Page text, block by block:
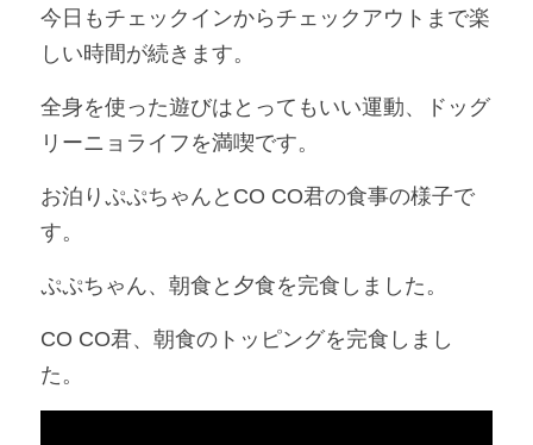
今日もチェックインからチェックアウトまで楽
しい時間が続きます。
全身を使った遊びはとってもいい運動、ドッグ
リーニョライフを満喫です。
お泊りぷぷちゃんとCO CO君の食事の様子で
す。
ぷぷちゃん、朝食と夕食を完食しました。
CO CO君、朝食のトッピングを完食しまし
た。